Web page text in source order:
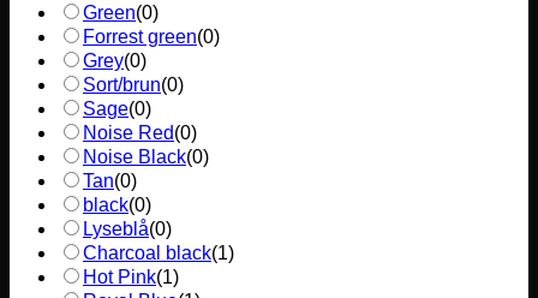
Green(0)
Forrest green(0)
Grey(0)
Sort/brun(0)
Sage(0)
Noise Red(0)
Noise Black(0)
Tan(0)
black(0)
Lyseblå(0)
Charcoal black(1)
Hot Pink(1)